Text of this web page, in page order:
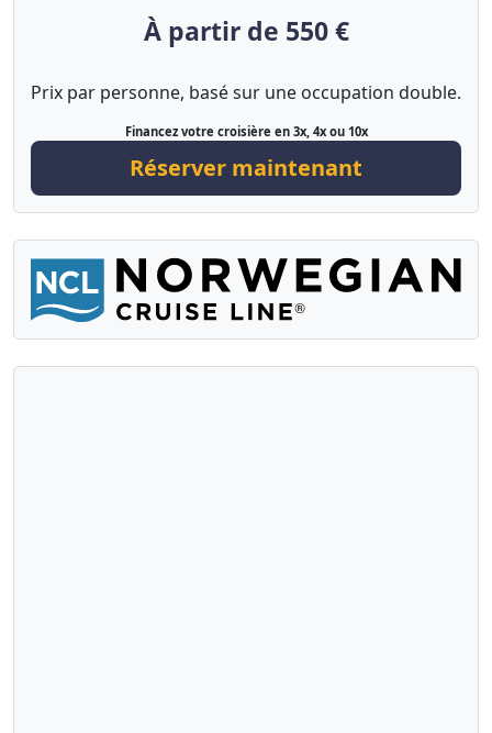
À partir de 550 €
Prix par personne, basé sur une occupation double.
Financez votre croisière en 3x, 4x ou 10x
Réserver maintenant